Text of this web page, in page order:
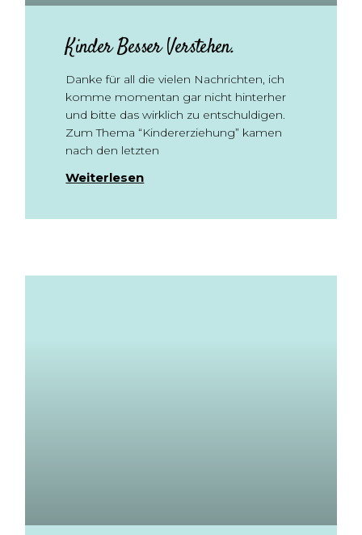
Kinder Besser Verstehen.
Danke für all die vielen Nachrichten, ich
komme momentan gar nicht hinterher
und bitte das wirklich zu entschuldigen.
Zum Thema “Kindererziehung” kamen
nach den letzten
Weiterlesen